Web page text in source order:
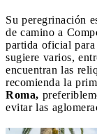
Su peregrinación
de camino a
partida oficial
sugiere varios,
encuentran las
recomienda la
Roma,
evitar las